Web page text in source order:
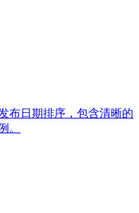
布日期排序，包含清晰的
。